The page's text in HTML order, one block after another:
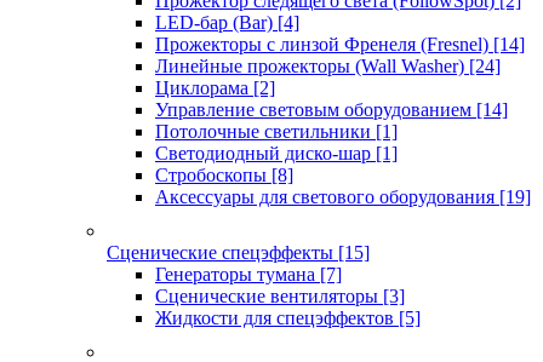
LED-бар (Bar) [4]
Прожекторы с линзой Френеля (Fresnel) [14]
Линейные прожекторы (Wall Washer) [24]
Циклорама [2]
Управление световым оборудованием [14]
Потолочные светильники [1]
Светодиодный диско-шар [1]
Стробоскопы [8]
Аксессуары для светового оборудования [19]
Сценические спецэффекты [15]
Генераторы тумана [7]
Сценические вентиляторы [3]
Жидкости для спецэффектов [5]